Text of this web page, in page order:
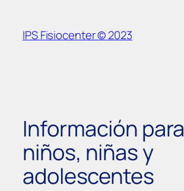
contenido
IPS Fisiocenter © 2023
Información para
niños, niñas y
adolescentes